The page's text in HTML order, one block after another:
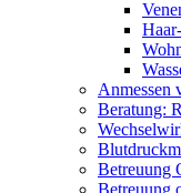
Anmessen
Beratung:
Betreuung
Betreuung